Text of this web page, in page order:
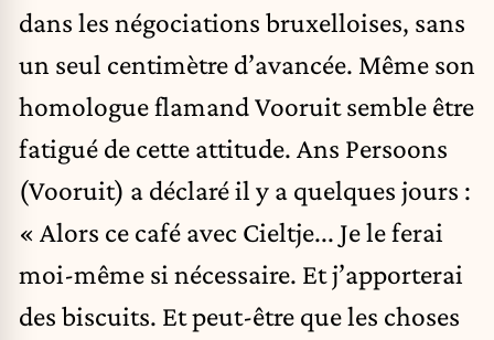
dans les négociations bruxelloises, sans
un seul centimètre d’avancée. Même son
homologue flamand Vooruit semble être
fatigué de cette attitude. Ans Persoons
(Vooruit) a déclaré il y a quelques jours :
« Alors ce café avec Cieltje... Je le ferai
moi-même si nécessaire. Et j’apporterai
des biscuits. Et peut-être que les choses